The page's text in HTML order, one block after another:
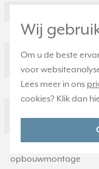
Wij
Om u de beste
voor
Lees meer in ons
cookies? Klik dan
Met lichtbron
Geschikt voor aantal
lichtbronnen
Geschikt voor
Geschikt voor
opbouwmontage